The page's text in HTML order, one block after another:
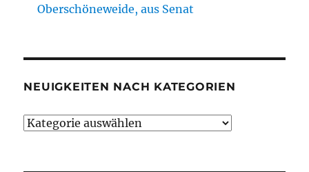
Oberschöneweide, aus Senat
NEUIGKEITEN NACH KATEGORIEN
Neuigkeiten